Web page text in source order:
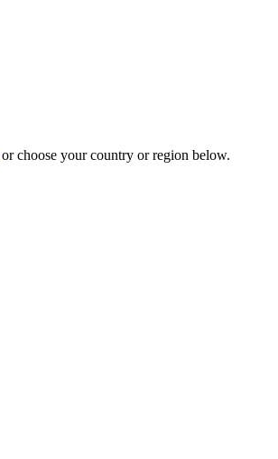
or choose your country or region below.